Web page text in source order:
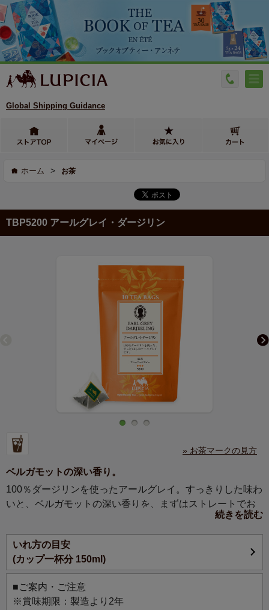
Global Shipping Guidance
ホーム > お茶
TBP5200 アールグレイ・ダージリン
» お茶マークの見方
ベルガモットの深い香り。
100％ダージリンを使ったアールグレイ。すっきりした味わ
いと、ベルガモットの深い香りを、まずはストレートでお
続きを読む
いれ方の目安
(カップ一杯分 150ml)
■ご案内・ご注意
※賞味期限：製造より2年